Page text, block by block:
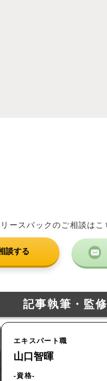
リースバックのご相談はこ
談する
記事執筆・監修
エキスパート職
山口智暉
-資格-